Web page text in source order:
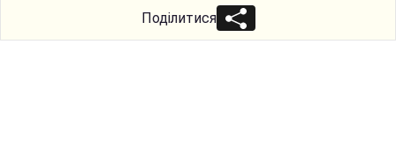
Поділитися